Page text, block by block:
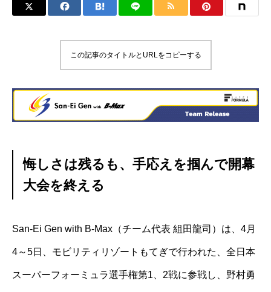
この記事のタイトルとURLをコピーする
悔しさは残るも、手応えを掴んで開幕
大会を終える
San-Ei Gen with B-Max（チーム代表 組田龍司）は、4月
4～5日、モビリティリゾートもてぎで行われた、全日本
スーパーフォーミュラ選手権第1、2戦に参戦し、野村勇